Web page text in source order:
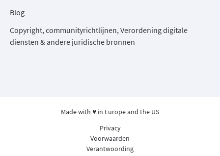
Blog
Copyright, communityrichtlijnen, Verordening digitale
diensten & andere juridische bronnen
Made with ♥ in Europe and the US
Privacy
Voorwaarden
Verantwoording